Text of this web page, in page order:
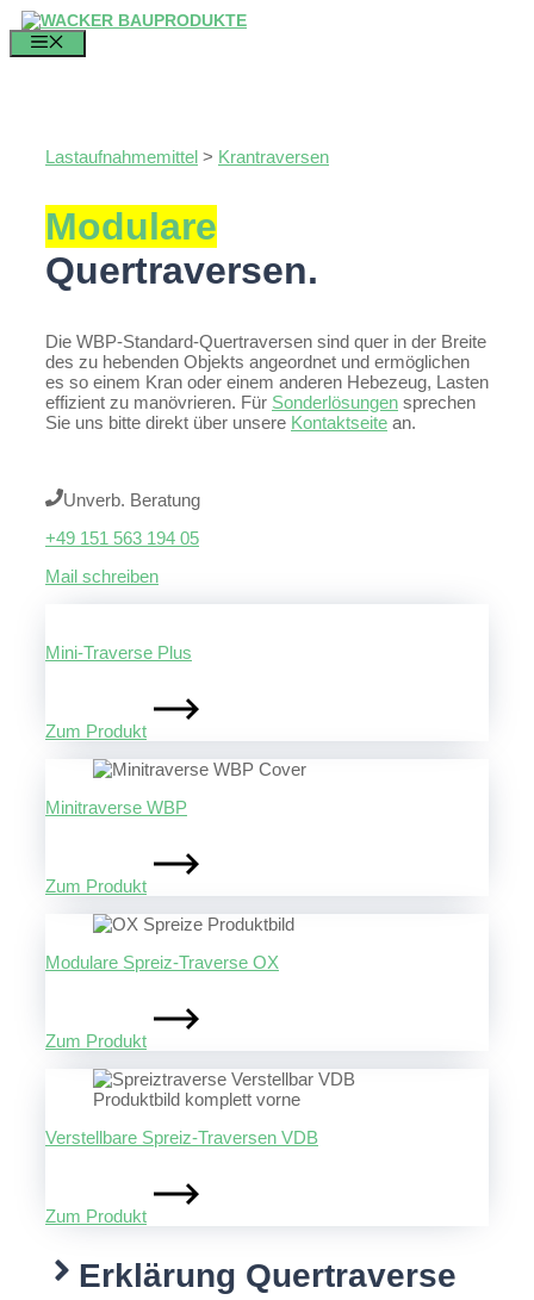
Zum
Inhalt
springen
Lastaufnahmemittel > Krantraversen
Modulare
Quertraversen.
Die WBP-Standard-Quertraversen sind quer in der Breite
des zu hebenden Objekts angeordnet und ermöglichen
es so einem Kran oder einem anderen Hebezeug, Lasten
effizient zu manövrieren. Für Sonderlösungen sprechen
Sie uns bitte direkt über unsere Kontaktseite an.
Unverb. Beratung
+49 151 563 194 05
Mail schreiben
Mini-Traverse Plus
Zum Produkt
Minitraverse WBP
Zum Produkt
Modulare Spreiz-Traverse OX
Zum Produkt
Verstellbare Spreiz-Traversen VDB
Zum Produkt
Erklärung Quertraverse